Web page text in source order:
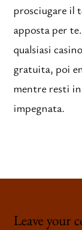
prosciugare il
apposta per
qualsiasi
gratuita, poi
mentre resti
impegnata.
Leave your